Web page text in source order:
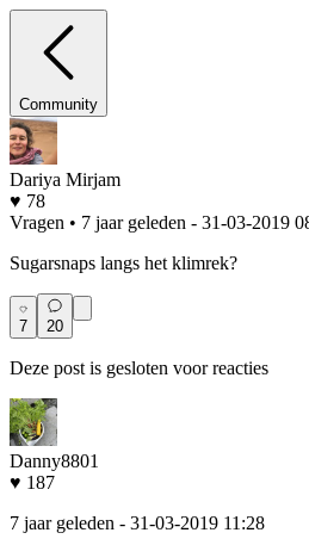
Community
Dariya Mirjam
♥ 78
Vragen • 7 jaar geleden - 31-03-2019
Sugarsnaps langs het klimrek?
7 20
Deze post is gesloten voor reacties
Danny8801
♥ 187
7 jaar geleden - 31-03-2019 11:28